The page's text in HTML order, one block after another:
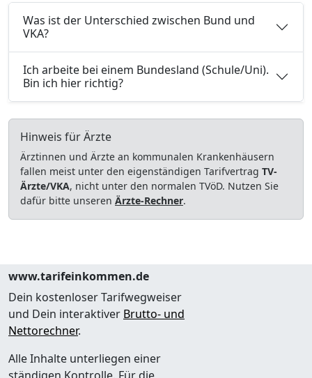
Was ist der Unterschied zwischen Bund und
VKA?
Ich arbeite bei einem Bundesland (Schule/Uni).
Bin ich hier richtig?
Hinweis für Ärzte
Ärztinnen und Ärzte an kommunalen Krankenhäusern
fallen meist unter den eigenständigen Tarifvertrag TV-
Ärzte/VKA, nicht unter den normalen TVöD. Nutzen Sie
dafür bitte unseren Ärzte-Rechner.
www.tarifeinkommen.de
Dein kostenloser Tarifwegweiser
und Dein interaktiver Brutto- und
Nettorechner.
Alle Inhalte unterliegen einer